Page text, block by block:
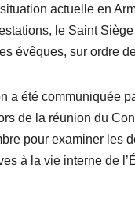
actuelle en
le Saint
évêques, sur ordre
a été communiquée
de la réunion du
pour examiner les
à la vie interne de